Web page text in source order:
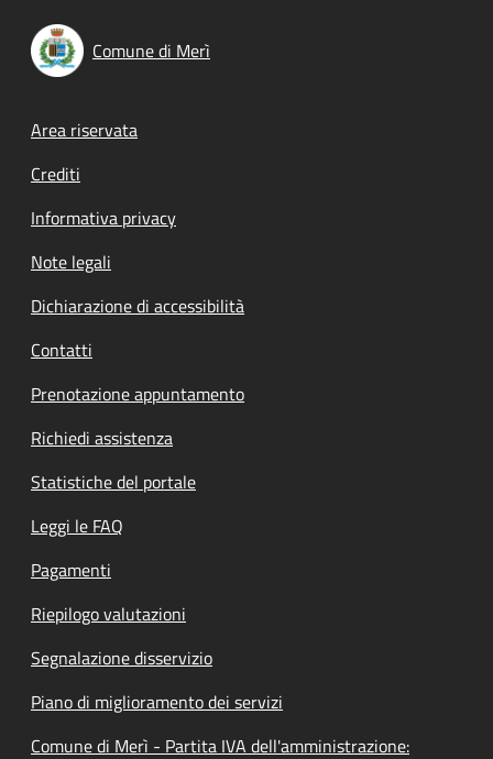
Comune di Merì
Footer menu
Area riservata
Crediti
Informativa privacy
Note legali
Dichiarazione di accessibilità
Contatti
Prenotazione appuntamento
Richiedi assistenza
Statistiche del portale
Leggi le FAQ
Pagamenti
Riepilogo valutazioni
Segnalazione disservizio
Piano di miglioramento dei servizi
Comune di Merì - Partita IVA dell'amministrazione: